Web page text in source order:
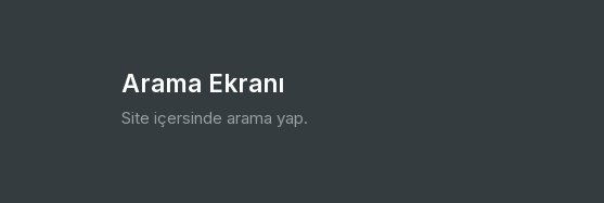
Arama Ekranı
Site içersinde arama yap.